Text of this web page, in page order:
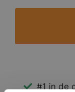
#1 in de